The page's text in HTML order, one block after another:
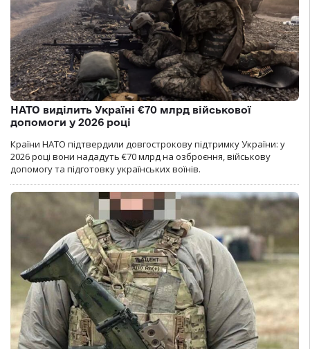
НАТО виділить Україні €70 млрд військової
допомоги у 2026 році
Країни НАТО підтвердили довгострокову підтримку України: у
2026 році вони нададуть €70 млрд на озброєння, військову
допомогу та підготовку українських воїнів.